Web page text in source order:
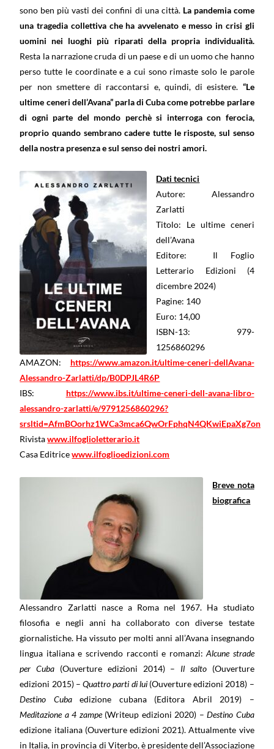
sono ben più vasti dei confini di una città. La pandemia come
una tragedia collettiva che ha avvelenato e messo in crisi gli
uomini nei luoghi più riparati della propria individualità.
Resta la narrazione cruda di un paese e di un uomo che hanno
perso tutte le coordinate e a cui sono rimaste solo le parole
per non smettere di raccontarsi e, quindi, di esistere. “Le
ultime ceneri dell’Avana” parla di Cuba come potrebbe parlare
di ogni parte del mondo perchè si interroga con ferocia,
proprio quando sembrano cadere tutte le risposte, sul senso
della nostra presenza e sul senso dei nostri amori.
Dati tecnici
Autore: Alessandro
Zarlatti
Titolo: Le ultime ceneri
dell’Avana
Editore‏: ‎ Il Foglio
Letterario Edizioni (4
dicembre 2024)
Pagine: 140
Euro: 14,00
ISBN-13: ‎ 979-
1256860296
AMAZON: https://www.amazon.it/ultime-ceneri-dellAvana-
Alessandro-Zarlatti/dp/B0DPJL4R6P
IBS: https://www.ibs.it/ultime-ceneri-dell-avana-libro-
alessandro-zarlatti/e/9791256860296?
Rivistawww.ilfoglioletterario.it
Casa Editricewww.ilfoglioedizioni.com
Breve nota
biografica
Alessandro Zarlatti nasce a Roma nel 1967. Ha studiato
filosofia e negli anni ha collaborato con diverse testate
giornalistiche. Ha vissuto per molti anni all’Avana insegnando
lingua italiana e scrivendo racconti e romanzi:Alcune strade
per Cuba (Ouverture edizioni 2014) – Il salto(Ouverture
edizioni 2015) –Quattro parti di lui (Ouverture edizioni 2018) –
Destino Cubaedizione cubana (Editora Abril 2019) –
Meditazione a 4 zampe(Writeup edizioni 2020) –Destino Cuba
edizione italiana (Ouverture edizioni 2021).Attualmente vive
in Italia, in provincia di Viterbo, è presidente dell’Associazione